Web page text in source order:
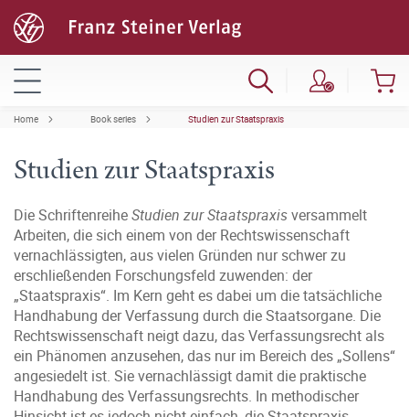
Home Book series Studien zur Staatspraxis
Studien zur Staatspraxis
Die SchriftenreiheStudien zur Staatspraxisversammelt
Arbeiten, die sich einem von der Rechtswissenschaft
vernachlässigten, aus vielen Gründen nur schwer zu
erschließenden Forschungsfeld zuwenden: der
„Staatspraxis“. Im Kern geht es dabei um die tatsächliche
Handhabung der Verfassung durch die Staatsorgane. Die
Rechtswissenschaft neigt dazu, das Verfassungsrecht als
ein Phänomen anzusehen, das nur im Bereich des „Sollens“
angesiedelt ist. Sie vernachlässigt damit die praktische
Handhabung des Verfassungsrechts. In methodischer